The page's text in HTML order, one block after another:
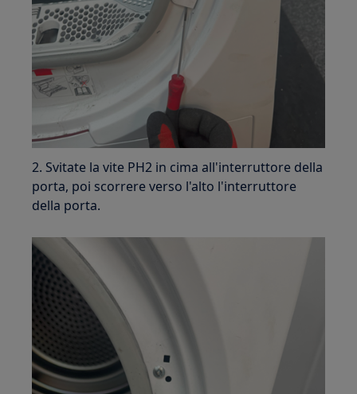
2. Svitate la vite PH2 in cima all'interruttore della
porta, poi scorrere verso l'alto l'interruttore
della porta.